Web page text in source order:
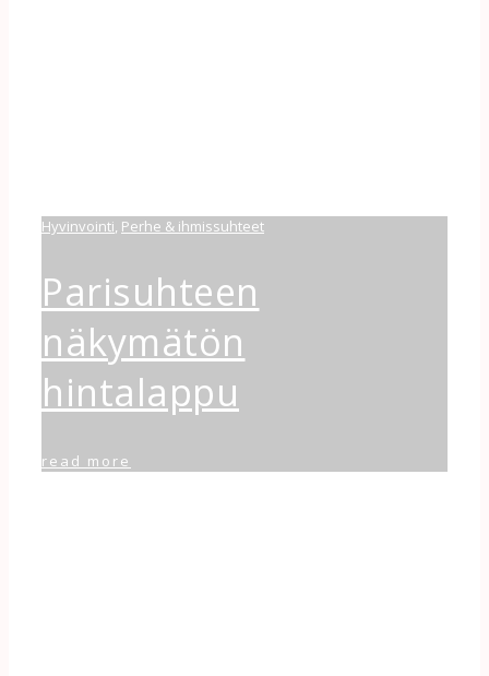
Hyvinvointi, Perhe & ihmissuhteet
Parisuhteen
näkymätön
hintalappu
read more